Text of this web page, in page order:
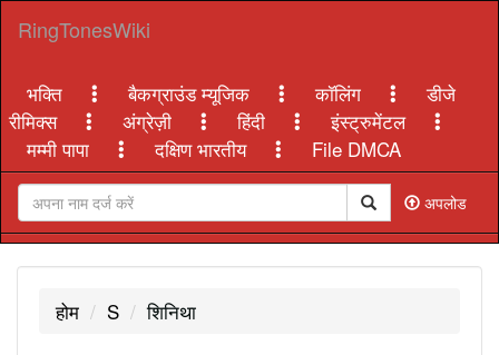
RingTonesWiki
भक्ति बैकग्राउंड म्यूजिक कॉलिंग
डीजे
रीमिक्स
अंग्रेज़ी हिंदी
इंस्ट्रुमेंटल
मम्मी पापा
दक्षिण भारतीय File DMCA
अपलोड
होम S शिनिथा